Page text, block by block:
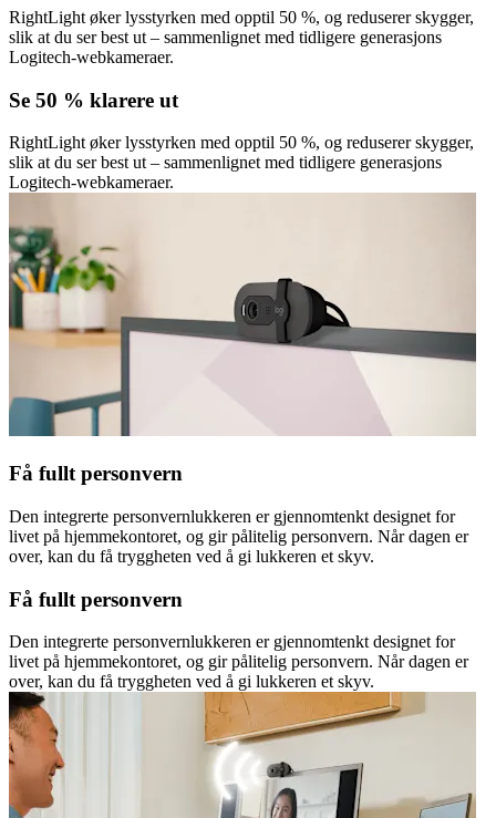
RightLight øker lysstyrken med opptil 50 %, og reduserer skygger,
slik at du ser best ut – sammenlignet med tidligere generasjons
Logitech-webkameraer.
Se 50 % klarere ut
RightLight øker lysstyrken med opptil 50 %, og reduserer skygger,
slik at du ser best ut – sammenlignet med tidligere generasjons
Logitech-webkameraer.
Få fullt personvern
Den integrerte personvernlukkeren er gjennomtenkt designet for
livet på hjemmekontoret, og gir pålitelig personvern. Når dagen er
over, kan du få tryggheten ved å gi lukkeren et skyv.
Få fullt personvern
Den integrerte personvernlukkeren er gjennomtenkt designet for
livet på hjemmekontoret, og gir pålitelig personvern. Når dagen er
over, kan du få tryggheten ved å gi lukkeren et skyv.